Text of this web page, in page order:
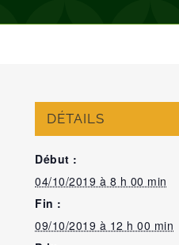
DÉTAILS
Début :
04/10/2019 à 8 h 00 min
Fin :
09/10/2019 à 12 h 00 min